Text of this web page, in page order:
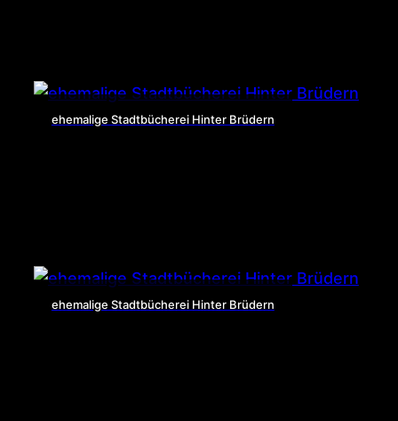
ehemalige Stadtbücherei Hinter Brüdern
ehemalige Stadtbücherei Hinter Brüdern